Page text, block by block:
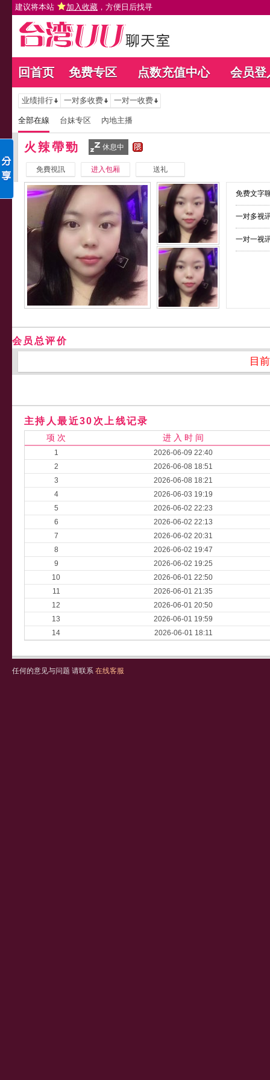
建议将本站 加入收藏 ，方便日后找寻
回首页 免费专区 点数充值中心 会员登
业绩排行 一对多收费 一对一收费
全部在線 台妹专区 內地主播
火辣帶勁 休息中
免費視訊 进入包厢 送礼
免费文字
一对多视
一对一视
会员总评价
目
主持人最近30次上线记录
项 次 进 入 时 间
1
2026-06-09 22:40
2
2026-06-08 18:51
3
2026-06-08 18:21
4
2026-06-03 19:19
5
2026-06-02 22:23
6
2026-06-02 22:13
7
2026-06-02 20:31
8
2026-06-02 19:47
9
2026-06-02 19:25
10
2026-06-01 22:50
11
2026-06-01 21:35
12
2026-06-01 20:50
13
2026-06-01 19:59
14
2026-06-01 18:11
任何的意见与问题 请联系 在线客服